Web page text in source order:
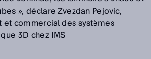
», déclare Zvezdan Pejovic,
commercial des systèmes
3D chez IMS